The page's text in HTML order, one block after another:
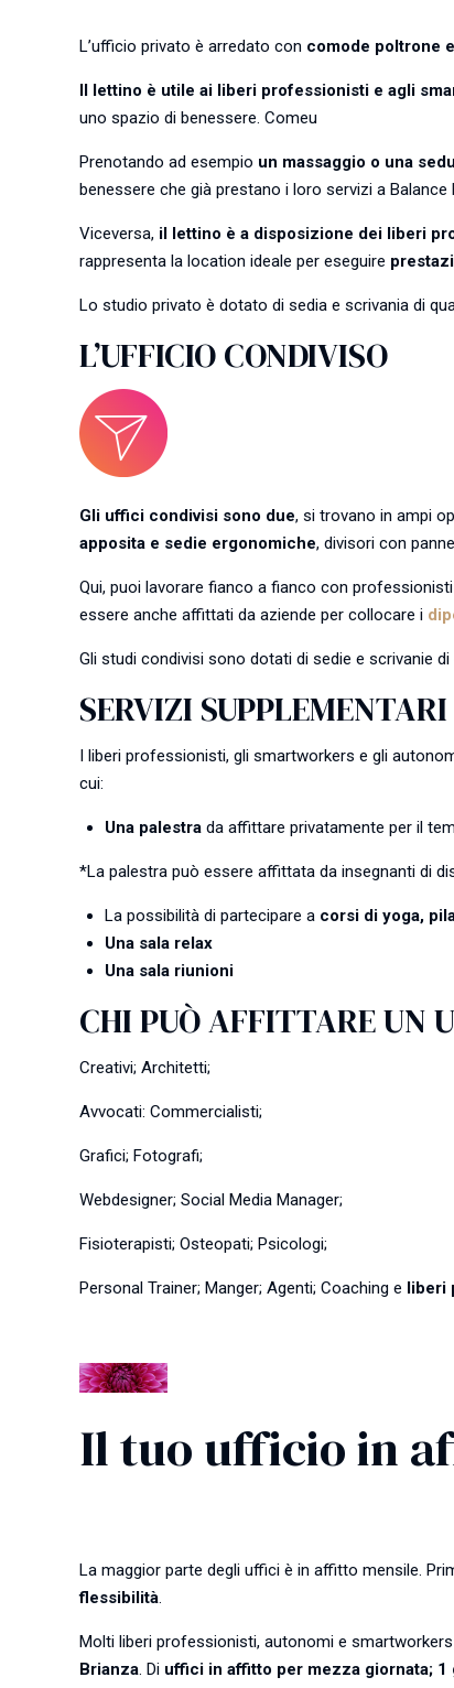
L’ufficio privato è arredato con comode poltrone
Il lettino è utile ai liberi professionisti e agli
uno spazio di benessere. Comeu
Prenotando ad esempio un massaggio o una
benessere che già prestano i loro servizi a Balance
Viceversa, il lettino è a disposizione dei liberi
rappresenta la location ideale per eseguire
Lo studio privato è dotato di sedia e scrivania di
L’UFFICIO CONDIVISO
Gli uffici condivisi sono due, si trovano in ampi
apposita e sedie ergonomiche, divisori con
Qui, puoi lavorare fianco a fianco con
essere anche affittati da aziende per collocare i
Gli studi condivisi sono dotati di sedie e scrivanie di
SERVIZI SUPPLEMENTARI
I liberi professionisti, gli smartworkers e gli
cui:
Una palestrada affittare privatamente per il
*La palestra può essere affittata da insegnanti di
La possibilità di partecipare a corsi di yoga,
Una sala relax
Una sala riunioni
CHI PUÒ AFFITTARE UN
Creativi; Architetti;
Avvocati: Commercialisti;
Grafici; Fotografi;
Webdesigner; Social Media Manager;
Fisioterapisti; Osteopati; Psicologi;
Personal Trainer; Manger; Agenti; Coaching e liberi
Il tuo ufficio in
La maggior parte degli uffici è in affitto mensile.
flessibilità.
Molti liberi professionisti, autonomi e
Brianza. Di uffici in affitto per mezza giornata; 1